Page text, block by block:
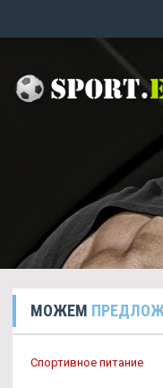
МОЖЕМ
Спортивное питание